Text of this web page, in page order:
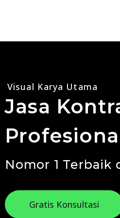
Visual Karya Utama
Jasa
Nomor 1 Terbaik
Gratis Konsultasi